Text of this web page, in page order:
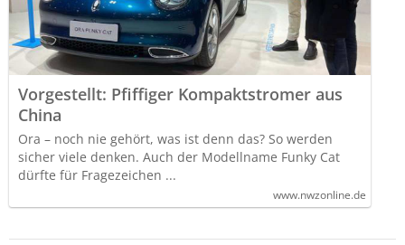
Vorgestellt: Pfiffiger Kompaktstromer aus
China
Ora – noch nie gehört, was ist denn das? So werden
sicher viele denken. Auch der Modellname Funky Cat
dürfte für Fragezeichen ...
www.nwzonline.de